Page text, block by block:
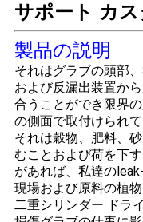
品
質
管
理
ニ
ュ
サポート カ
製品の説明
それはグラブの頭部
および反漏出装置か
合うことができ限界
の側面で取付けられて
それは穀物、肥料、
むことおよび荷を下
があれば、私達の
現場および原料の植
二重シリンダー ドラ